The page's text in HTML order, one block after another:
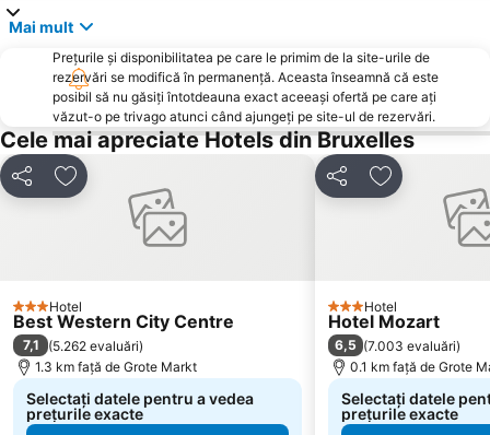
Mai mult
Prețurile și disponibilitatea pe care le primim de la site-urile de
rezervări se modifică în permanență. Aceasta înseamnă că este
posibil să nu găsiți întotdeauna exact aceeași ofertă pe care ați
văzut-o pe trivago atunci când ajungeți pe site-ul de rezervări.
Cele mai apreciate Hotels din Bruxelles
DistribuițiAdăugaţi la favorite
3 SteleHotel
Best Western City Centre
7,1 (5.262 evaluări)
1.3 km faţă de Grote Markt
Selectați datele pentru a vedea
prețurile exacte
DistribuițiAdăugaţi la
3 SteleHotel
Hotel Mozart
6,5 (7.003 evaluări)
0.1 km faţă de Grote
Selectați datele
prețurile exacte